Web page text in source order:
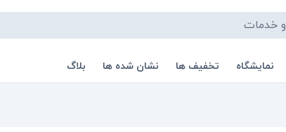
نمایشگاه تخفیف ها نشان شده ها بلاگ